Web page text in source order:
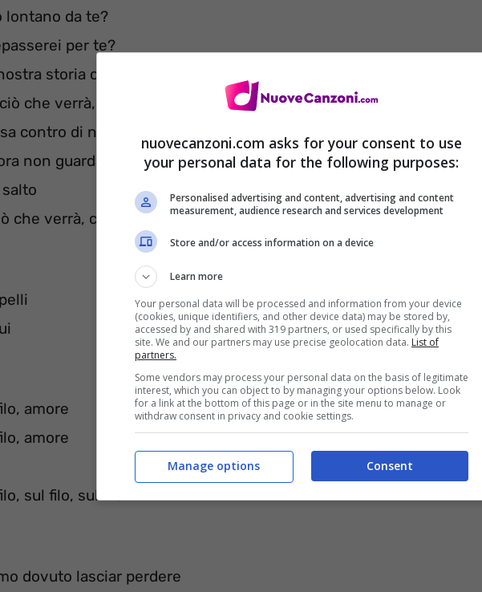
lontano da te?
per te?
storia oppure mettere fine
che verrà, ci accontenteremo di ciò che verrà
contro di noi
non guardare in basso
che verrà, ci accontenteremo di ciò che verrà
amore
amore
sul filo, sul filo
dovuto lasciar perdere
nuovecanzoni.com asks for your consent to use
your personal data for the following purposes:
Personalised advertising and content, advertising and content
measurement, audience research and services development
Store and/or access information on a device
Learn more
Your personal data will be processed and information from your device
(cookies, unique identifiers, and other device data) may be stored by,
accessed by and shared with 319 partners, or used specifically by this
site. We and our partners may use precise geolocation data. List of
partners.
Some vendors may process your personal data on the basis of legitimate
interest, which you can object to by managing your options below. Look
for a link at the bottom of this page or in the site menu to manage or
withdraw consent in privacy and cookie settings.
Consent
Manage options